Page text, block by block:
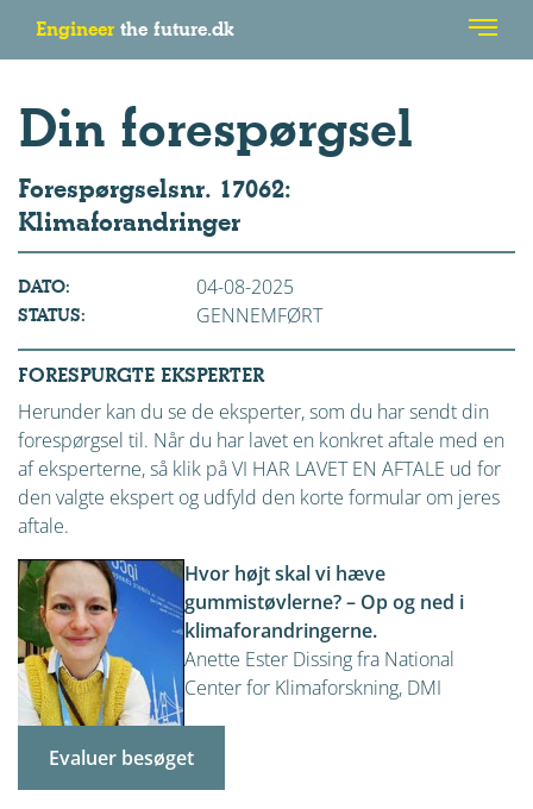
Engineer the future.dk
Din forespørgsel
Forespørgselsnr. 17062:
Klimaforandringer
DATO: 04-08-2025
STATUS: GENNEMFØRT
FORESPURGTE EKSPERTER
Herunder kan du se de eksperter, som du har sendt din
forespørgsel til. Når du har lavet en konkret aftale med en
af eksperterne, så klik på VI HAR LAVET EN AFTALE ud for
den valgte ekspert og udfyld den korte formular om jeres
aftale.
Hvor højt skal vi hæve
gummistøvlerne? – Op og ned i
klimaforandringerne.
Anette Ester Dissing fra National
Center for Klimaforskning, DMI
Evaluer besøget